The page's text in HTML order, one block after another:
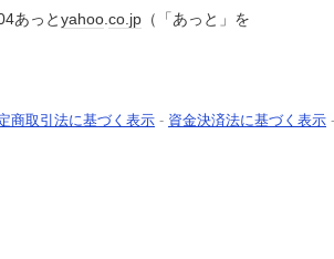
あっとyahoo.co.jp （「あっと」を
商取引法に基づく表示 - 資金決済法に基づく表示 -